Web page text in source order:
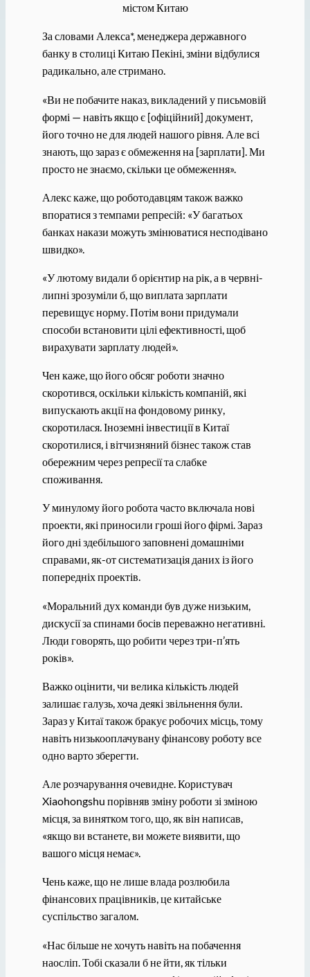
містом Китаю
За словами Алекса*, менеджера державного
банку в столиці Китаю Пекіні, зміни відбулися
радикально, але стримано.
«Ви не побачите наказ, викладений у письмовій
формі — навіть якщо є [офіційний] документ,
його точно не для людей нашого рівня. Але всі
знають, що зараз є обмеження на [зарплати]. Ми
просто не знаємо, скільки це обмеження».
Алекс каже, що роботодавцям також важко
впоратися з темпами репресій: «У багатьох
банках накази можуть змінюватися несподівано
швидко».
«У лютому видали б орієнтир на рік, а в червні-
липні зрозуміли б, що виплата зарплати
перевищує норму. Потім вони придумали
способи встановити цілі ефективності, щоб
вирахувати зарплату людей».
Чен каже, що його обсяг роботи значно
скоротився, оскільки кількість компаній, які
випускають акції на фондовому ринку,
скоротилася. Іноземні інвестиції в Китаї
скоротилися, і вітчизняний бізнес також став
обережним через репресії та слабке
споживання.
У минулому його робота часто включала нові
проекти, які приносили гроші його фірмі. Зараз
його дні здебільшого заповнені домашніми
справами, як-от систематизація даних із його
попередніх проектів.
«Моральний дух команди був дуже низьким,
дискусії за спинами босів переважно негативні.
Люди говорять, що робити через три-п’ять
років».
Важко оцінити, чи велика кількість людей
залишає галузь, хоча деякі звільнення були.
Зараз у Китаї також бракує робочих місць, тому
навіть низькооплачувану фінансову роботу все
одно варто зберегти.
Але розчарування очевидне. Користувач
Xiaohongshu порівняв зміну роботи зі зміною
місця, за винятком того, що, як він написав,
«якщо ви встанете, ви можете виявити, що
вашого місця немає».
Чень каже, що не лише влада розлюбила
фінансових працівників, це китайське
суспільство загалом.
«Нас більше не хочуть навіть на побачення
наосліп. Тобі сказали б не йти, як тільки